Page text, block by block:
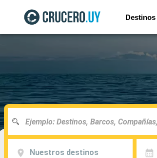
Destinos
Nuestros destinos